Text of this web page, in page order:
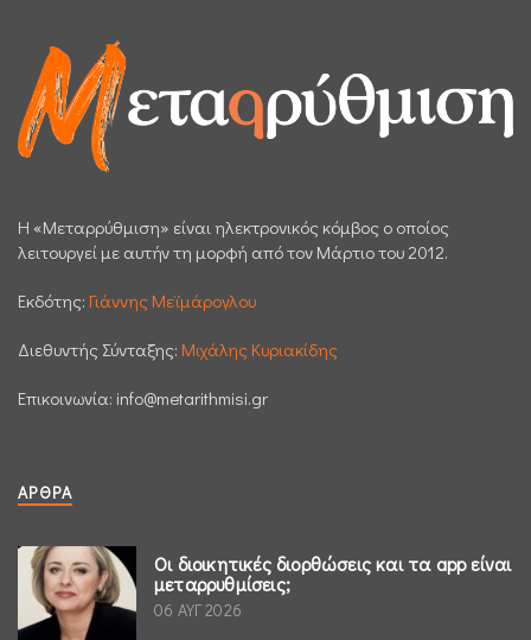
H «Μεταρρύθμιση» είναι ηλεκτρονικός κόμβος ο οποίος
λειτουργεί με αυτήν τη μορφή από τον Μάρτιο του 2012.
Εκδότης: Γιάννης Μεϊμάρογλου
Διεθυντής Σύνταξης: Μιχάλης Κυριακίδης
Επικοινωνία: info@metarithmisi.gr
ΆΡΘΡΑ
Οι διοικητικές διορθώσεις και τα app είναι
μεταρρυθμίσεις;
06 ΑΥΓ 2026